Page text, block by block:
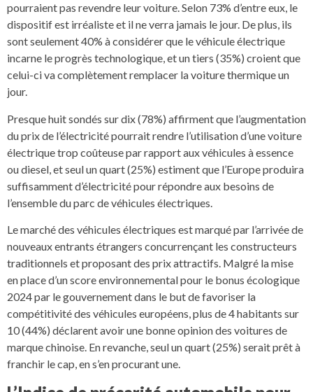
pourraient pas revendre leur voiture. Selon 73% d’entre eux, le
dispositif est irréaliste et il ne verra jamais le jour. De plus, ils
sont seulement 40% à considérer que le véhicule électrique
incarne le progrès technologique, et un tiers (35%) croient que
celui-ci va complètement remplacer la voiture thermique un
jour.
Presque huit sondés sur dix (78%) affirment que l’augmentation
du prix de l’électricité pourrait rendre l’utilisation d’une voiture
électrique trop coûteuse par rapport aux véhicules à essence
ou diesel, et seul un quart (25%) estiment que l’Europe produira
suffisamment d’électricité pour répondre aux besoins de
l’ensemble du parc de véhicules électriques.
Le marché des véhicules électriques est marqué par l’arrivée de
nouveaux entrants étrangers concurrençant les constructeurs
traditionnels et proposant des prix attractifs. Malgré la mise
en place d’un score environnemental pour le bonus écologique
2024 par le gouvernement dans le but de favoriser la
compétitivité des véhicules européens, plus de 4 habitants sur
10 (44%) déclarent avoir une bonne opinion des voitures de
marque chinoise. En revanche, seul un quart (25%) serait prêt à
franchir le cap, en s’en procurant une.